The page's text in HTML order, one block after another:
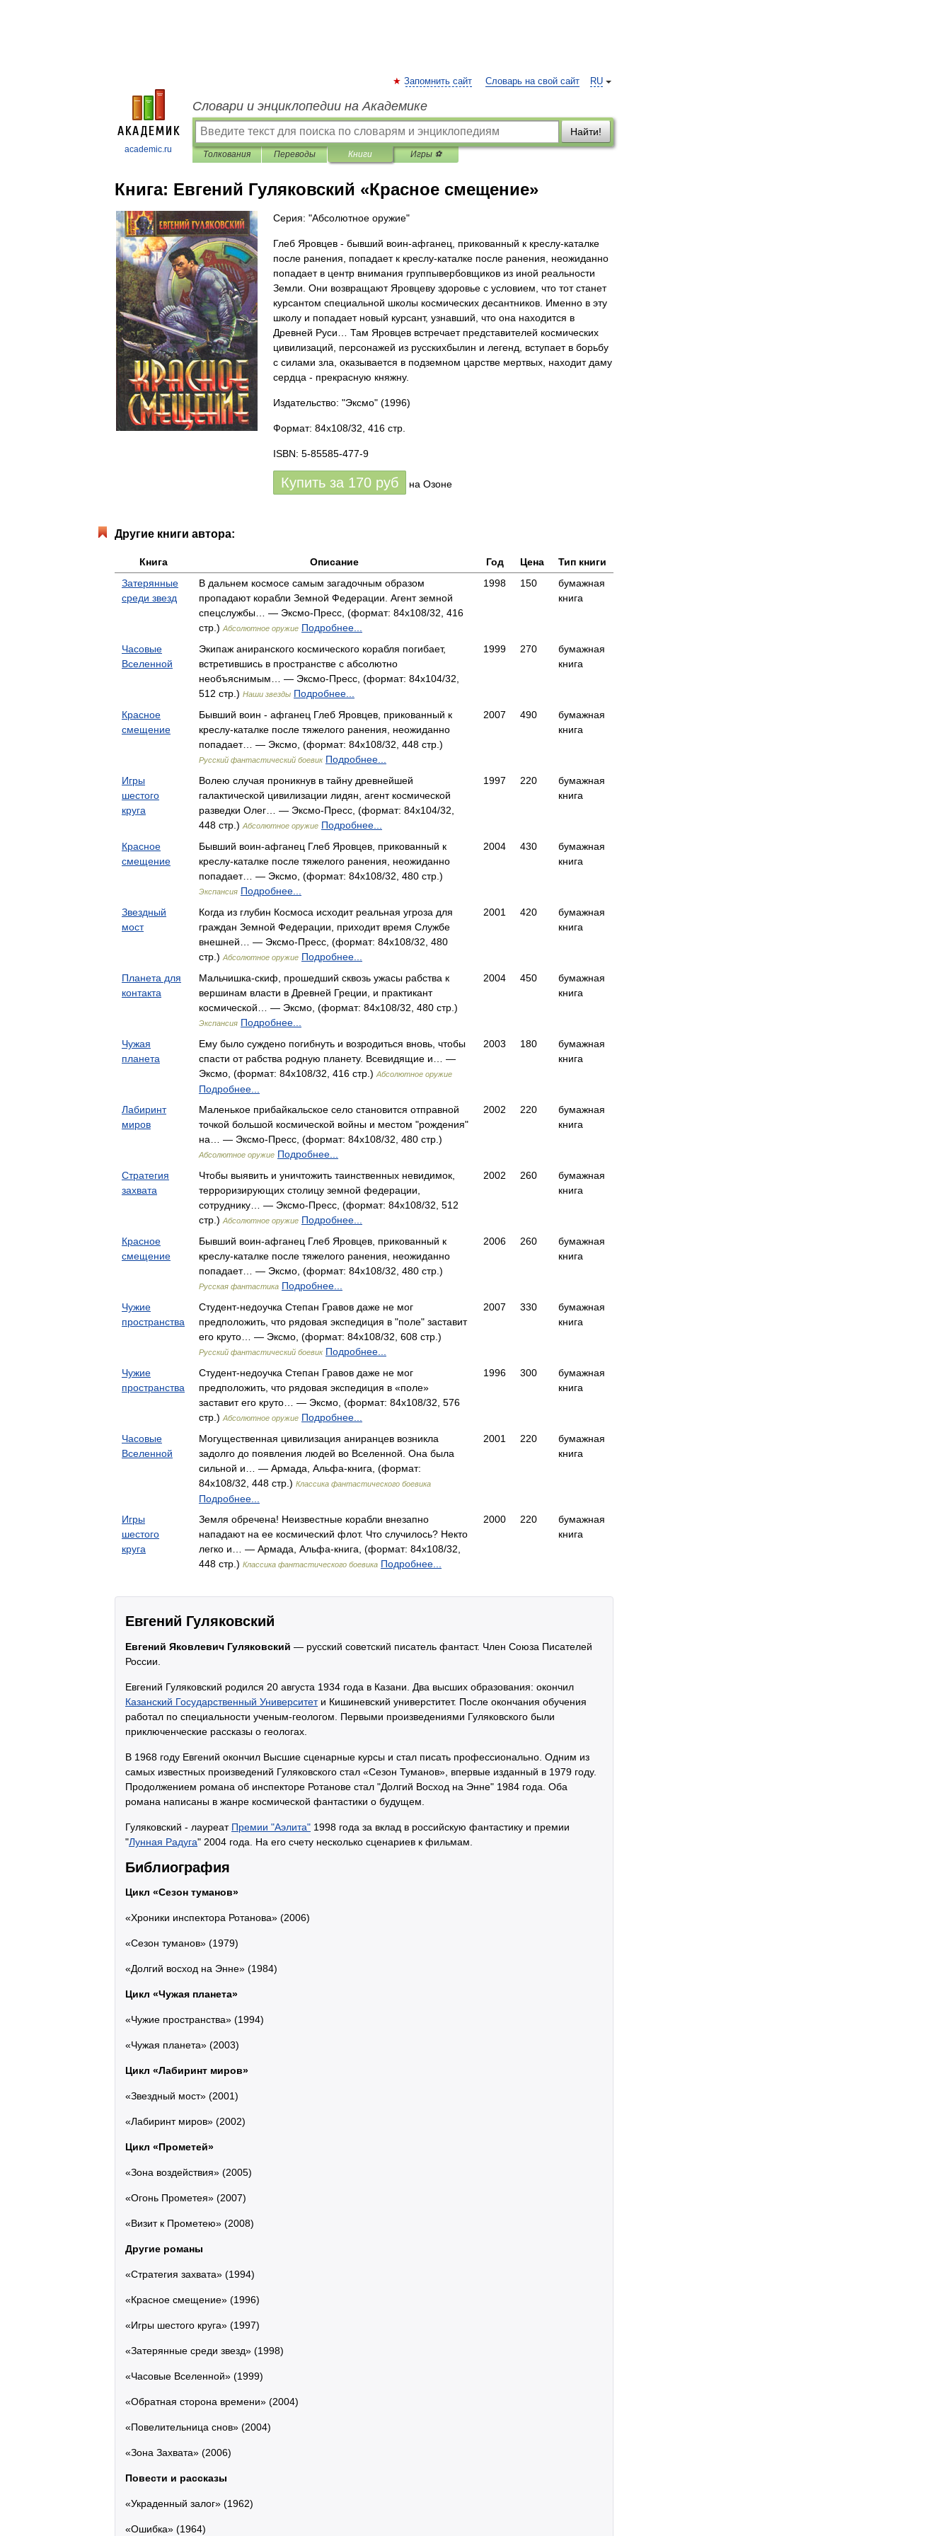
academic.ru
RU
Запомнить сайт Словарь на свой сайт
Словари и энциклопедии на Академике
Найти!
Толкования Переводы Книги Игры ⚽
Книга: Евгений Гуляковский «Красное смещение»
Серия: "Абсолютное оружие"
Глеб Яровцев - бывший воин-афганец, прикованный к креслу-каталке
после ранения, попадает к креслу-каталке после ранения, неожиданно
попадает в центр внимания группывербовщиков из иной реальности
Земли. Они возвращают Яровцеву здоровье с условием, что тот станет
курсантом специальной школы космических десантников. Именно в эту
школу и попадает новый курсант, узнавший, что она находится в
Древней Руси… Там Яровцев встречает представителей космических
цивилизаций, персонажей из русскихбылин и легенд, вступает в борьбу
с силами зла, оказывается в подземном царстве мертвых, находит даму
сердца - прекрасную княжну.
Издательство: "Эксмо" (1996)
Формат: 84x108/32, 416 стр.
ISBN: 5-85585-477-9
Купить за 170 руб на Озоне
Другие книги автора:
Книга Описание Год Цена
Тип книги
Затерянные
среди звезд
В дальнем космосе самым загадочным образом
пропадают корабли Земной Федерации. Агент земной
спецслужбы… — Эксмо-Пресс, (формат: 84x108/32, 416
стр.) Абсолютное оружие Подробнее...
1998 150
бумажная
книга
Часовые
Вселенной
Экипаж аниранского космического корабля погибает,
встретившись в пространстве с абсолютно
необъяснимым… — Эксмо-Пресс, (формат: 84x104/32,
512 стр.) Наши звезды Подробнее...
1999 270
бумажная
книга
Красное
смещение
Бывший воин - афганец Глеб Яровцев, прикованный к
креслу-каталке после тяжелого ранения, неожиданно
попадает… — Эксмо, (формат: 84x108/32, 448 стр.)
Русский фантастический боевик Подробнее...
2007 490
бумажная
книга
Игры
шестого
круга
Волею случая проникнув в тайну древнейшей
галактической цивилизации лидян, агент космической
разведки Олег… — Эксмо-Пресс, (формат: 84x104/32,
448 стр.) Абсолютное оружие Подробнее...
1997 220
бумажная
книга
Красное
смещение
Бывший воин-афганец Глеб Яровцев, прикованный к
креслу-каталке после тяжелого ранения, неожиданно
попадает… — Эксмо, (формат: 84x108/32, 480 стр.)
Экспансия Подробнее...
2004 430
бумажная
книга
Звездный
мост
Когда из глубин Космоса исходит реальная угроза для
граждан Земной Федерации, приходит время Службе
внешней… — Эксмо-Пресс, (формат: 84x108/32, 480
стр.) Абсолютное оружие Подробнее...
2001 420
бумажная
книга
Планета для
контакта
Мальчишка-скиф, прошедший сквозь ужасы рабства к
вершинам власти в Древней Греции, и практикант
космической… — Эксмо, (формат: 84x108/32, 480 стр.)
Экспансия Подробнее...
2004 450
бумажная
книга
Чужая
планета
Ему было суждено погибнуть и возродиться вновь, чтобы
спасти от рабства родную планету. Всевидящие и… —
Эксмо, (формат: 84x108/32, 416 стр.) Абсолютное оружие
Подробнее...
2003 180
бумажная
книга
Лабиринт
миров
Маленькое прибайкальское село становится отправной
точкой большой космической войны и местом "рождения"
на… — Эксмо-Пресс, (формат: 84x108/32, 480 стр.)
Абсолютное оружие Подробнее...
2002 220
бумажная
книга
Стратегия
захвата
Чтобы выявить и уничтожить таинственных невидимок,
терроризирующих столицу земной федерации,
сотруднику… — Эксмо-Пресс, (формат: 84x108/32, 512
стр.) Абсолютное оружие Подробнее...
2002 260
бумажная
книга
Красное
смещение
Бывший воин-афганец Глеб Яровцев, прикованный к
креслу-каталке после тяжелого ранения, неожиданно
попадает… — Эксмо, (формат: 84x108/32, 480 стр.)
Русская фантастика Подробнее...
2006 260
бумажная
книга
Чужие
пространства
Студент-недоучка Степан Гравов даже не мог
предположить, что рядовая экспедиция в "поле" заставит
его круто… — Эксмо, (формат: 84x108/32, 608 стр.)
Русский фантастический боевик Подробнее...
2007 330
бумажная
книга
Чужие
пространства
Студент-недоучка Степан Гравов даже не мог
предположить, что рядовая экспедиция в «поле»
заставит его круто… — Эксмо, (формат: 84x108/32, 576
стр.) Абсолютное оружие Подробнее...
1996 300
бумажная
книга
Часовые
Вселенной
Могущественная цивилизация аниранцев возникла
задолго до появления людей во Вселенной. Она была
сильной и… — Армада, Альфа-книга, (формат:
84x108/32, 448 стр.) Классика фантастического боевика
Подробнее...
2001 220
бумажная
книга
Игры
шестого
круга
Земля обречена! Неизвестные корабли внезапно
нападают на ее космический флот. Что случилось? Некто
легко и… — Армада, Альфа-книга, (формат: 84x108/32,
448 стр.) Классика фантастического боевика Подробнее...
2000 220
бумажная
книга
Евгений Гуляковский
Евгений Яковлевич Гуляковский — русский советский писатель фантаст. Член Союза Писателей
России.
Евгений Гуляковский родился 20 августа 1934 года в Казани. Два высших образования: окончил
Казанский Государственный Университети Кишиневский универститет. После окончания обучения
работал по специальности ученым-геологом. Первыми произведениями Гуляковского были
приключенческие рассказы о геологах.
В 1968 году Евгений окончил Высшие сценарные курсы и стал писать профессионально. Одним из
самых известных произведений Гуляковского стал «Сезон Туманов», впервые изданный в 1979 году.
Продолжением романа об инспекторе Ротанове стал "Долгий Восход на Энне" 1984 года. Оба
романа написаны в жанре космической фантастики о будущем.
Гуляковский - лауреат Премии "Аэлита" 1998 года за вклад в российскую фантастику и премии
"Лунная Радуга" 2004 года. На его счету несколько сценариев к фильмам.
Библиография
Цикл «Сезон туманов»
«Хроники инспектора Ротанова» (2006)
«Сезон туманов» (1979)
«Долгий восход на Энне» (1984)
Цикл «Чужая планета»
«Чужие пространства» (1994)
«Чужая планета» (2003)
Цикл «Лабиринт миров»
«Звездный мост» (2001)
«Лабиринт миров» (2002)
Цикл «Прометей»
«Зона воздействия» (2005)
«Огонь Прометея» (2007)
«Визит к Прометею» (2008)
Другие романы
«Стратегия захвата» (1994)
«Красное смещение» (1996)
«Игры шестого круга» (1997)
«Затерянные среди звезд» (1998)
«Часовые Вселенной» (1999)
«Обратная сторона времени» (2004)
«Повелительница снов» (2004)
«Зона Захвата» (2006)
Повести и рассказы
«Украденный залог» (1962)
«Ошибка» (1964)